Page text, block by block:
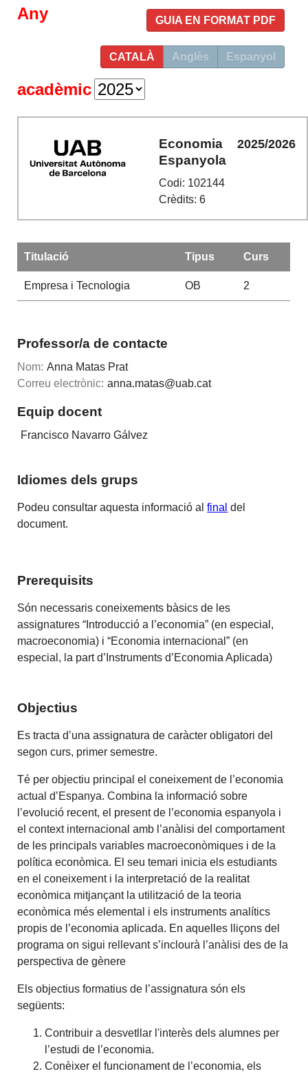
GUIA EN FORMAT PDF
CATALÀ Anglès Espanyol
Any
acadèmic
Economia
Espanyola
Codi: 102144
Crèdits: 6
2025/2026
Titulació Tipus Curs
Empresa i Tecnologia OB 2
Professor/a de contacte
Nom: Anna Matas Prat
Correu electrònic: anna.matas@uab.cat
Equip docent
Francisco Navarro Gálvez
Idiomes dels grups
Podeu consultar aquesta informació alfinal del
document.
Prerequisits
Són necessaris coneixements bàsics de les
assignatures “Introducció a l’economia” (en especial,
macroeconomia) i “Economia internacional” (en
especial, la part d’Instruments d’Economia Aplicada)
Objectius
Es tracta d’una assignatura de caràcter obligatori del
segon curs, primer semestre.
Té per objectiu principal el coneixement de l’economia
actual d’Espanya. Combina la informació sobre
l’evolució recent, el present de l’economia espanyola i
el context internacional amb l’anàlisi del comportament
de les principals variables macroeconòmiques i de la
política econòmica. El seu temari inicia els estudiants
en el coneixement i la interpretació de la realitat
econòmica mitjançant la utilització de la teoria
econòmica més elemental i els instruments analítics
propis de l’economia aplicada. En aquelles lliçons del
programa on sigui rellevant s’inclourà l’anàlisi des de la
perspectiva de gènere
Els objectius formatius de l’assignatura són els
següents:
Contribuir a desvetllar l'interès dels alumnes per
l’estudi de l’economia.
Conèixer el funcionament de l’economia, els